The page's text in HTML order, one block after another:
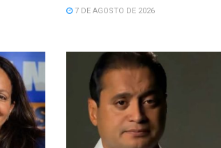
7 DE AGOSTO DE 2026